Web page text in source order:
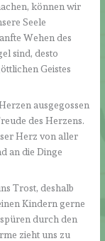
können wir
Seele
Wehen des
sind, desto
Geistes
ausgegossen
des Herzens.
Herz von aller
an die Dinge
Trost, deshalb
Kindern gerne
durch den
zieht uns zu